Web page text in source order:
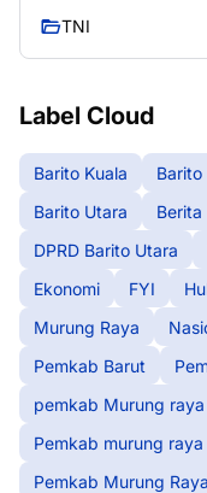
TNI
Label Cloud
Barito Kuala Barito
Barito Utara
Berita
DPRD Barito Utara
Ekonomi
FYI
Murung Raya
Pemkab Barut
pemkab Murung raya
Pemkab murung raya
Pemkab Murung Raya